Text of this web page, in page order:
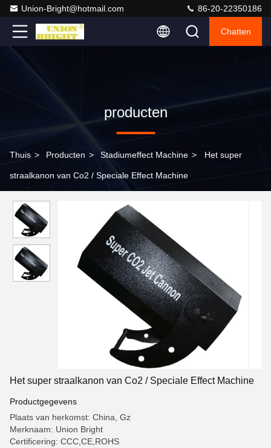
Union-Bright@hotmail.com 86-20-22350186
Chatten
producten
Thuis > Producten > Stadiumeffect Machine > Het super
straalkanon van Co2 / Speciale Effect Machine
Het super straalkanon van Co2 / Speciale Effect Machine
Productgegevens
Plaats van herkomst: China, Gz
Merknaam: Union Bright
Certificering: CCC,CE,ROHS